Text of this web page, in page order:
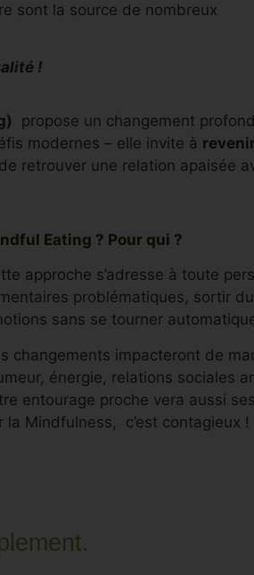
sont la source de nombreux
!
propose un changement
modernes – elle invite à
retrouver une relation apaisée
Eating ? Pour qui ?
approche s’adresse à toute
problématiques, sortir
sans se tourner
changements impacteront de
énergie, relations sociales
entourage proche vera aussi
la Mindfulness, c’est contagieux !